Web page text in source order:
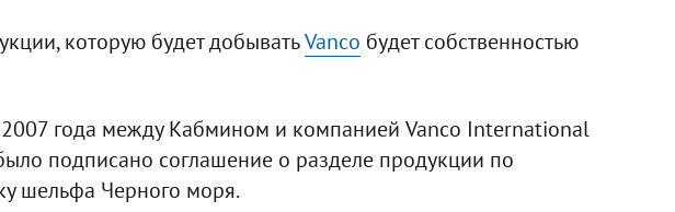
которую будет добыватьVanco будет собственностью
года между Кабмином и компанией Vanco International
подписано соглашение о разделе продукции по
шельфа Черного моря.